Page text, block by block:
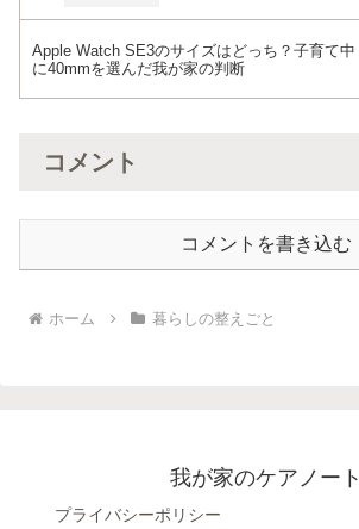
Apple Watch SE3のサイズはどっち？子育て中
に40mmを選んだ我が家の判断
コメント
コメントを書き込む
ホーム 暮らしの整えごと
我が家のケアノート
プライバシーポリシー